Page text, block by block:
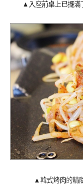
▲入座前桌上已擺滿
▲韓式烤肉的精